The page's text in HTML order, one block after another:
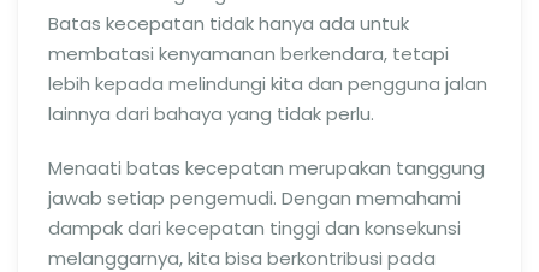
Batas kecepatan tidak hanya ada untuk
membatasi kenyamanan berkendara, tetapi
lebih kepada melindungi kita dan pengguna jalan
lainnya dari bahaya yang tidak perlu.
Menaati batas kecepatan merupakan tanggung
jawab setiap pengemudi. Dengan memahami
dampak dari kecepatan tinggi dan konsekunsi
melanggarnya, kita bisa berkontribusi pada